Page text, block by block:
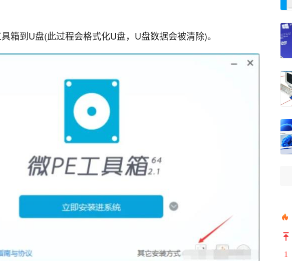
箱到U盘(此过程会格式化U盘，U盘数据会被清除)。
1